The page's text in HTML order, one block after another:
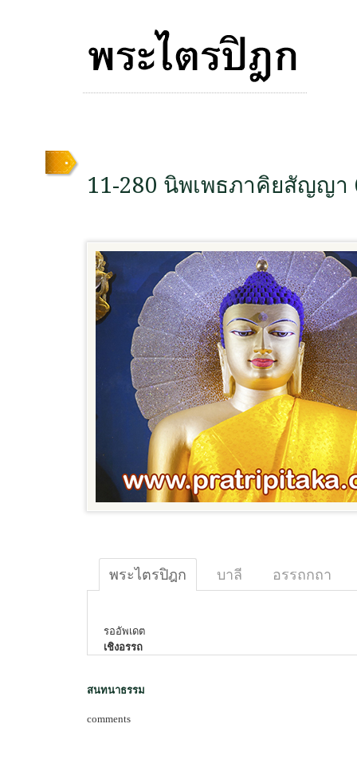
11-280 นิพเพธภาคิยสัญญา
พระไตรปิฎก บาลี อรรถกถา
รออัพเดต
เชิงอรรถ
สนทนาธรรม
comments